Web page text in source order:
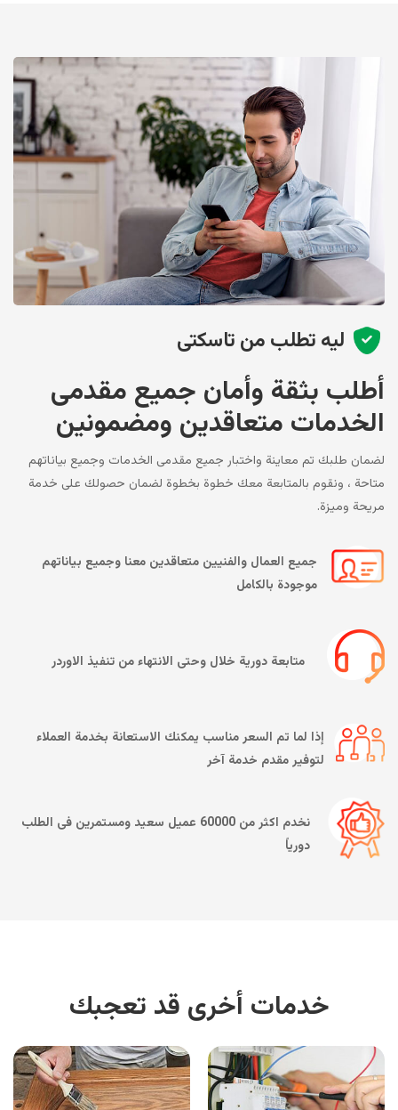
ليه تطلب من تاسكتى
أطلب بثقة وأمان جميع مقدمى
الخدمات متعاقدين ومضمونين
لضمان طلبك تم معاينة واختبار جميع مقدمى الخدمات وجميع بياناتهم
متاحة ، ونقوم بالمتابعة معك خطوة بخطوة لضمان حصولك على خدمة
مريحة وميزة.
جميع العمال والفنيين متعاقدين معنا وجميع بياناتهم
موجودة بالكامل
متابعة دورية خلال وحتى الانتهاء من تنفيذ الاوردر
إذا لما تم السعر مناسب يمكنك الاستعانة بخدمة العملاء
لتوفير مقدم خدمة آخر
نخدم اكثر من 60000 عميل سعيد ومستمرين فى الطلب
دورياً
خدمات أخرى قد تعجبك